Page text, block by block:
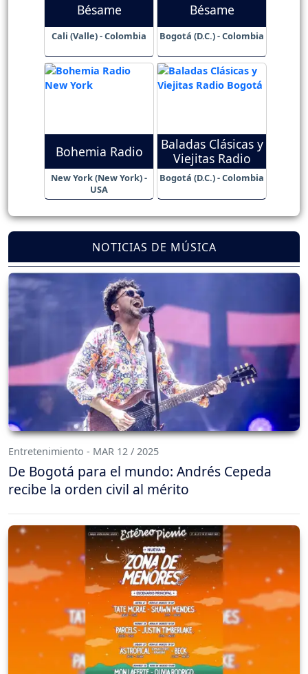
Bésame
Cali (Valle) - Colombia
Bésame
Bogotá (D.C.) - Colombia
Bohemia Radio
New York (New York) -
USA
Baladas Clásicas y
Viejitas Radio
Bogotá (D.C.) - Colombia
NOTICIAS DE MÚSICA
Entretenimiento - MAR 12 / 2025
De Bogotá para el mundo: Andrés Cepeda
recibe la orden civil al mérito